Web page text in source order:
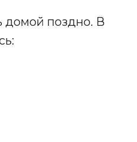
домой поздно. В